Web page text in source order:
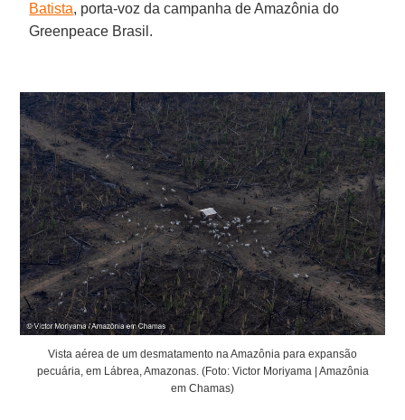
Batista, porta-voz da campanha de Amazônia do
Greenpeace Brasil.
Vista aérea de um desmatamento na Amazônia para expansão
pecuária, em Lábrea, Amazonas. (Foto: Victor Moriyama | Amazônia
em Chamas)